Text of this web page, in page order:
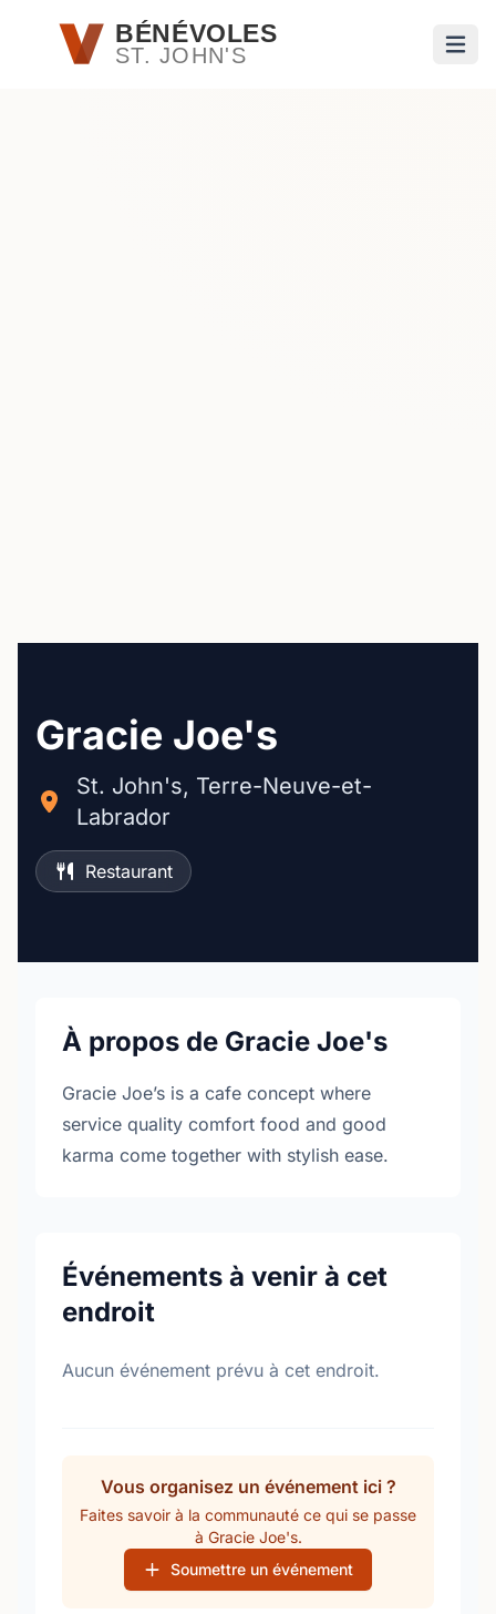
Passer au contenu principal
BÉNÉVOLES
ST. JOHN'S
Gracie Joe's
St. John's, Terre-Neuve-et-
Labrador
Restaurant
À propos de Gracie Joe's
Gracie Joe’s is a cafe concept where
service quality comfort food and good
karma come together with stylish ease.
Événements à venir à cet
endroit
Aucun événement prévu à cet endroit.
Vous organisez un événement ici ?
Faites savoir à la communauté ce qui se passe
à Gracie Joe's.
Soumettre un événement